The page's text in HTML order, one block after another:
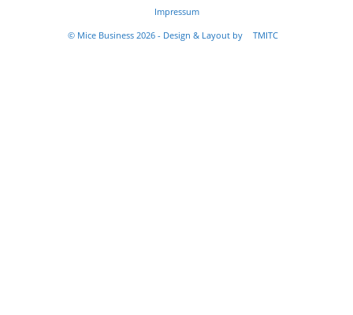
Impressum
© Mice Business 2026 - Design & Layout by
TMITC